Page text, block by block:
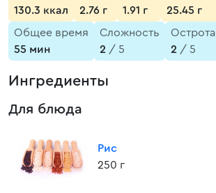
130.3 ккал
2.76 г
1.91 г
25.45 г
Общее время
55 мин
Сложность
2 / 5
Острота
2 / 5
Ингредиенты
Для блюда
Рис
250 г